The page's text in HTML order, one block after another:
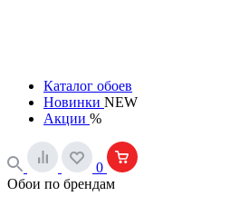
Каталог обоев
Новинки NEW
Акции %
0
Обои по брендам